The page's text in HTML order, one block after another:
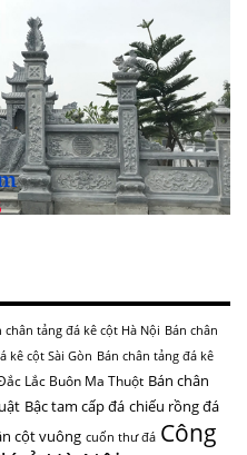
chân tảng đá kê cột Hà Nội Bán chân
kê cột Sài Gòn Bán chân tảng đá kê
Lắc Buôn Ma Thuột Bán chân
Bậc tam cấp đá chiếu rồng đá
cột vuông cuốn thư đá Công